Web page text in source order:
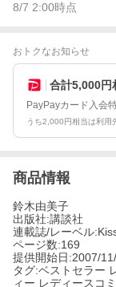
8/7 2:00時点
おトクなお知らせ
合計5,000円
PayPayカード入会
うち2,000円相当は利用
商品情報
鈴木由美子
出版社:講談社
連載誌/レーベル
ページ数:169
提供開始日:2007/
タグ:ベストセラー
ィー レディースコ